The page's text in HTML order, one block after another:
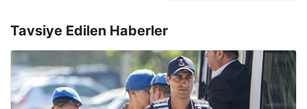
Tavsiye Edilen Haberler